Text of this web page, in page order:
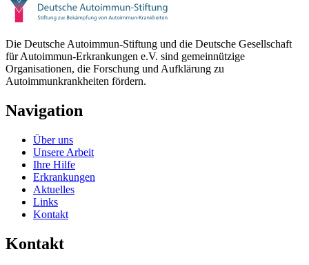
Die Deutsche Autoimmun-Stiftung und die Deutsche Gesellschaft
für Autoimmun-Erkrankungen e.V. sind gemeinnützige
Organisationen, die Forschung und Aufklärung zu
Autoimmunkrankheiten fördern.
Navigation
Über uns
Unsere Arbeit
Ihre Hilfe
Erkrankungen
Aktuelles
Links
Kontakt
Kontakt